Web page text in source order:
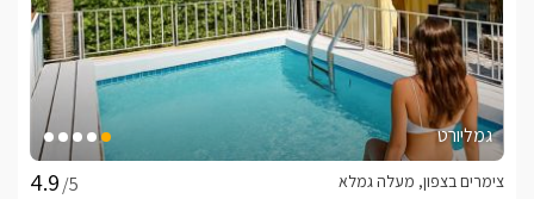
גמליורט
/5
צימרים בצפון, מעלה גמלא